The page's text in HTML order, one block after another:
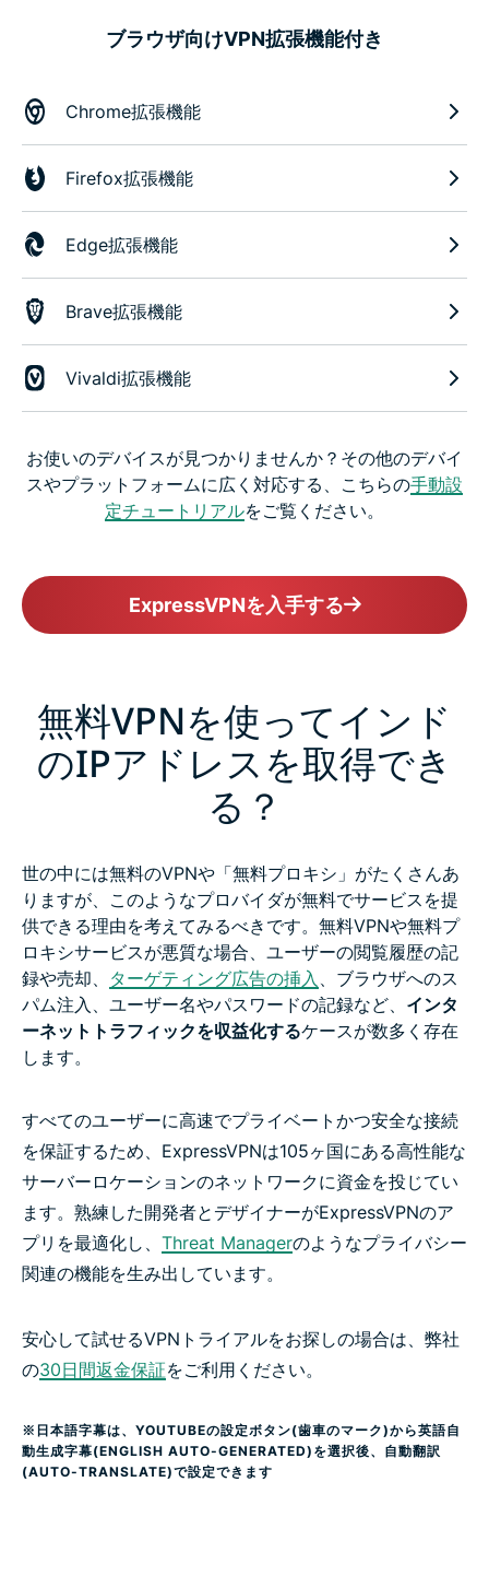
ブラウザ向けVPN拡張機能付き
Chrome拡張機能
Firefox拡張機能
Edge拡張機能
Brave拡張機能
Vivaldi拡張機能
お使いのデバイスが見つかりませんか？その他のデバイ
スやプラットフォームに広く対応する、こちらの手動設
定チュートリアルをご覧ください。
ExpressVPNを入手する
無料VPNを使ってインド
のIPアドレスを取得でき
る？
世の中には無料のVPNや「無料プロキシ」がたくさんあ
りますが、このようなプロバイダが無料でサービスを提
供できる理由を考えてみるべきです。無料VPNや無料プ
ロキシサービスが悪質な場合、ユーザーの閲覧履歴の記
録や売却、 ターゲティング広告の挿入
、ブラウザへのス
パム注入、ユーザー名やパスワードの記録など、 インタ
ーネットトラフィックを収益化するケースが数多く存在
します。
すべてのユーザーに高速でプライベートかつ安全な接続
を保証するため、ExpressVPNは105ヶ国にある高性能な
サーバーロケーションのネットワークに資金を投じてい
ます。熟練した開発者とデザイナーがExpressVPNのア
プリを最適化し、 Threat Managerのようなプライバシー
関連の機能を生み出しています。
安心して試せるVPNトライアルをお探しの場合は、弊社
の30日間返金保証をご利用ください。
※日本語字幕は、YOUTUBEの設定ボタン(歯車のマーク)から英語自
動生成字幕(ENGLISH AUTO-GENERATED)を選択後、自動翻訳
(AUTO-TRANSLATE)で設定できます